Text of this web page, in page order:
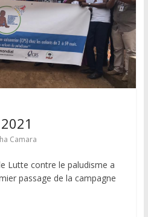
Camara
Lutte contre le paludisme a
passage de la campagne